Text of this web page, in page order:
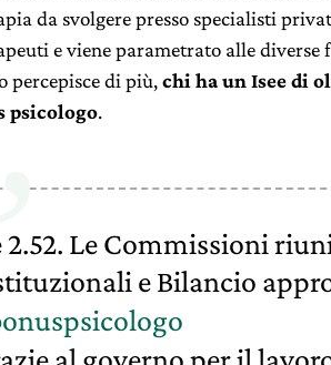
da svolgere presso specialisti
e viene parametrato alle diverse
percepisce di più,chi ha un Isee di
psicologo.
2.52. Le Commissioni
e Bilancio